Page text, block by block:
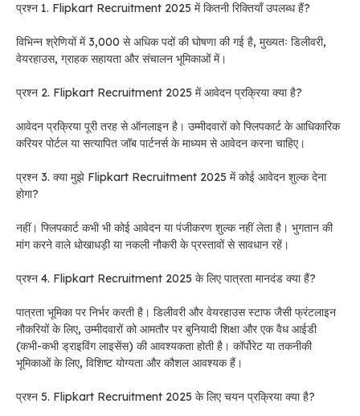
प्रश्न 1. Flipkart Recruitment 2025 में कितनी रिक्तियाँ उपलब्ध हैं?
विभिन्न श्रेणियों में 3,000 से अधिक पदों की घोषणा की गई है, मुख्यतः डिलीवरी,
वेयरहाउस, ग्राहक सहायता और संचालन भूमिकाओं में।
प्रश्न 2. Flipkart Recruitment 2025 में आवेदन प्रक्रिया क्या है?
आवेदन प्रक्रिया पूरी तरह से ऑनलाइन है। उम्मीदवारों को फ्लिपकार्ट के आधिकारिक
करियर पोर्टल या सत्यापित जॉब पार्टनर्स के माध्यम से आवेदन करना चाहिए।
प्रश्न 3. क्या मुझे Flipkart Recruitment 2025 में कोई आवेदन शुल्क देना
होगा?
नहीं। फ्लिपकार्ट कभी भी कोई आवेदन या पंजीकरण शुल्क नहीं लेता है। भुगतान की
मांग करने वाले धोखाधड़ी या नकली नौकरी के प्रस्तावों से सावधान रहें।
प्रश्न 4. Flipkart Recruitment 2025 के लिए पात्रता मानदंड क्या हैं?
पात्रता भूमिका पर निर्भर करती है। डिलीवरी और वेयरहाउस स्टाफ जैसी फ्रंटलाइन
नौकरियों के लिए, उम्मीदवारों को आमतौर पर बुनियादी शिक्षा और एक वैध आईडी
(कभी-कभी ड्राइविंग लाइसेंस) की आवश्यकता होती है। कॉर्पोरेट या तकनीकी
भूमिकाओं के लिए, विशिष्ट योग्यता और कौशल आवश्यक हैं।
प्रश्न 5. Flipkart Recruitment 2025 के लिए चयन प्रक्रिया क्या है?